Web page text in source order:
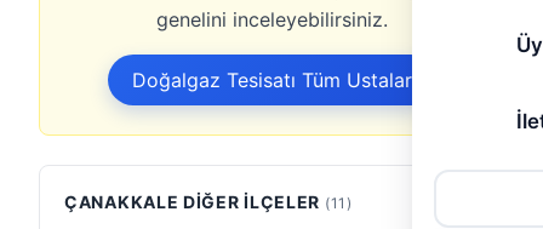
genelini inceleyebilirsiniz.
Doğalgaz Tesisatı Tüm Ustalar
ÇANAKKALE DIĞER İLÇELER (11)